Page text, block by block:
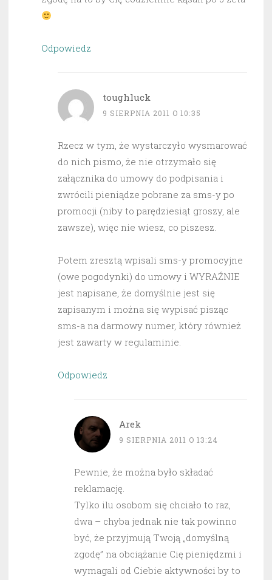
Odpowiedz
toughluck
9 SIERPNIA 2011 O 10:35
Rzecz w tym, że wystarczyło wysmarować
do nich pismo, że nie otrzymało się
załącznika do umowy do podpisania i
zwrócili pieniądze pobrane za sms-y po
promocji (niby to parędziesiąt groszy, ale
zawsze), więc nie wiesz, co piszesz.
Potem zresztą wpisali sms-y promocyjne
(owe pogodynki) do umowy i WYRAŹNIE
jest napisane, że domyślnie jest się
zapisanym i można się wypisać pisząc
sms-a na darmowy numer, który również
jest zawarty w regulaminie.
Odpowiedz
Arek
9 SIERPNIA 2011 O 13:24
Pewnie, że można było składać
reklamację.
Tylko ilu osobom się chciało to raz,
dwa – chyba jednak nie tak powinno
być, że przyjmują Twoją „domyślną
zgodę” na obciążanie Cię pieniędzmi i
wymagali od Ciebie aktywności by to